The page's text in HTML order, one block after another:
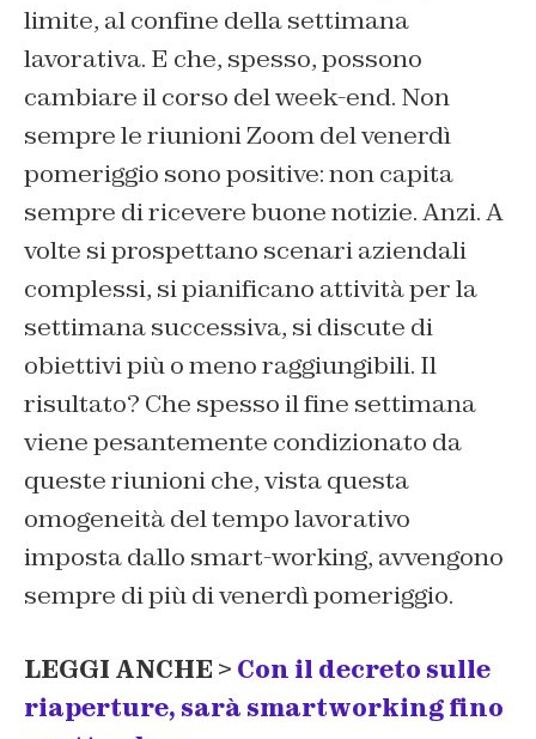
limite, al confine della settimana
lavorativa. E che, spesso, possono
cambiare il corso del week-end. Non
sempre le riunioni Zoom del venerdì
pomeriggio sono positive: non capita
sempre di ricevere buone notizie. Anzi. A
volte si prospettano scenari aziendali
complessi, si pianificano attività per la
settimana successiva, si discute di
obiettivi più o meno raggiungibili. Il
risultato? Che spesso il fine settimana
viene pesantemente condizionato da
queste riunioni che, vista questa
omogeneità del tempo lavorativo
imposta dallo smart-working, avvengono
sempre di più di venerdì pomeriggio.
LEGGI ANCHE > Con il decreto sulle
riaperture, sarà smartworking fino